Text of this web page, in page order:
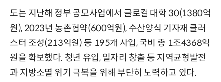
도는 지난해 정부 공모사업에서 글로컬 대학 30(1380억
원), 2023년 농촌협약(600억원), 수산양식 기자재 클러
스터 조성(213억원) 등 195개 사업, 국비 총 1조4368억
원을 확보했다. 청년 유입, 일자리 창출 등 지역균형발전
과 지방소멸 위기 극복을 위해 부단히 노력하고 있다.